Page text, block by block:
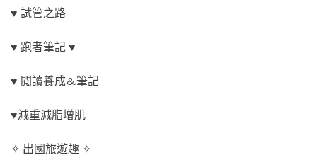
♥ 試管之路
♥ 跑者筆記 ♥
♥ 閱讀養成&筆記
♥減重減脂增肌
✧ 出國旅遊趣 ✧